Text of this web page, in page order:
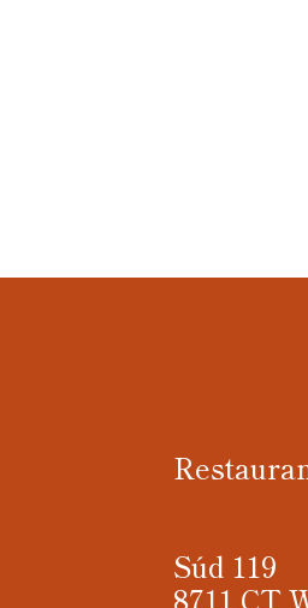
Súd 119
8711 CT